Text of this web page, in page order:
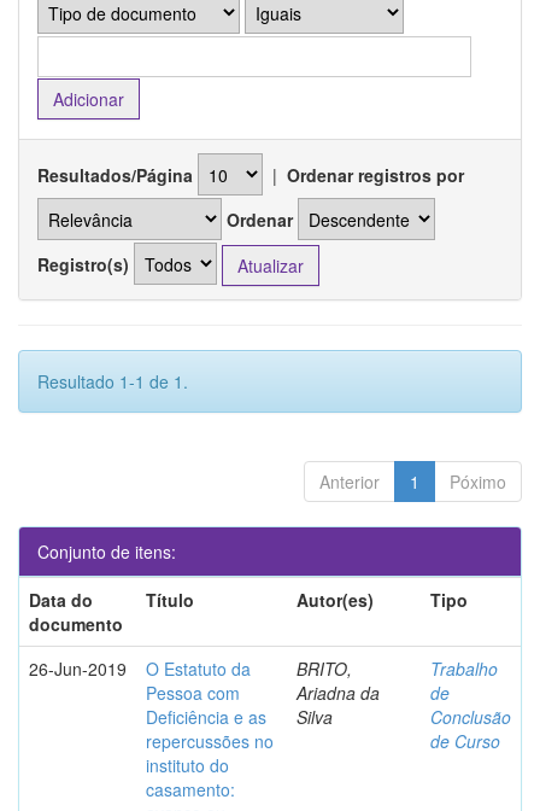
Resultados/Página | Ordenar registros por
Ordenar
Registro(s)
Resultado 1-1 de 1.
Anterior 1 Póximo
Conjunto de itens:
Data do
documento
Título Autor(es) Tipo
26-Jun-2019
O Estatuto da
Pessoa com
Deficiência e as
repercussões no
instituto do
casamento:
BRITO,
Ariadna da
Silva
Trabalho
de
Conclusão
de Curso